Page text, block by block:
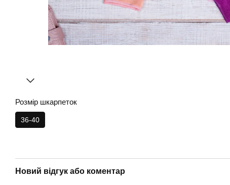
Розмір шкарпеток
36-40
Новий відгук або коментар